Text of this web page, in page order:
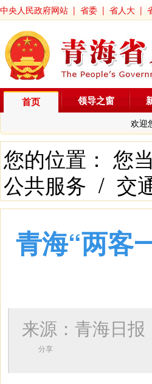
中央人民政府网站 | 省委 | 省人大 |
首页
欢迎
领导之窗
您的位置： 您
公共服务 / 交
青海“两客
来源：青海日
分享